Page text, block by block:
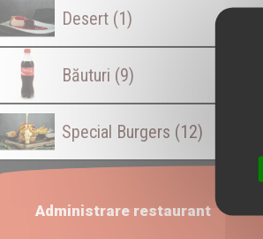
Desert (1)
Băuturi (9)
Special Burgers (12)
Administrare restaurant